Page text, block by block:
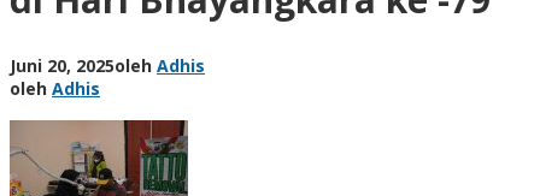
Juni 20, 2025oleh Adhis
oleh Adhis